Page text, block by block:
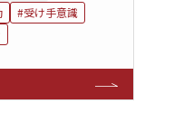
#受け手意識